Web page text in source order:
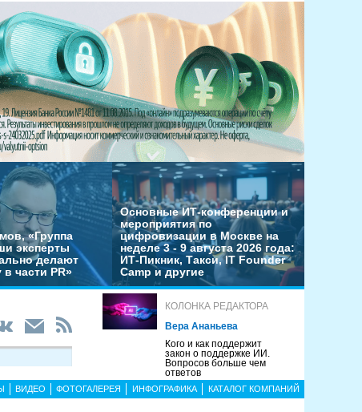
«Группа
эксперты
делают
части PR»
Основные ИТ-конференции и
мероприятия по
цифровизации в Москве на
неделе 3 - 9 августа 2026 года:
ИТ-Пикник, Такси, IT Founder
Camp и другие
КОЛОНКА РЕДАКТОРА
Вера Ананьева
Кого и как поддержит
закон о поддержке ИИ.
Вопросов больше чем
ответов
ВИДЕО ФОТОГАЛЕРЕЯ ИНФОГРАФИКА КАТАЛОГ КОМПАНИЙ